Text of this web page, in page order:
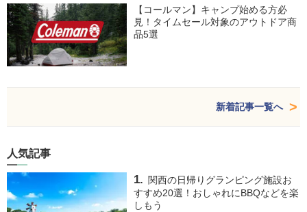
【コールマン】キャンプ始める方必
見！タイムセール対象のアウトドア商
品5選
新着記事一覧へ
人気記事
関西の日帰りグランピング施設お
すすめ20選！おしゃれにBBQなどを楽
しもう